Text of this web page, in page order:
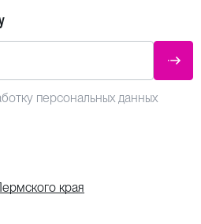
персональных данных
края